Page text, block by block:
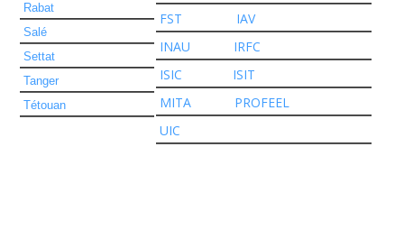
Rabat
Salé
Settat
Tanger
Tétouan
FST
IAV
INAU
IRFC
ISIC
ISIT
MITA
PROFEEL
UIC